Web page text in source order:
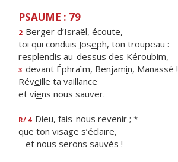
PSAUME : 79
2 Berger d’Israël, écoute,
toi qui conduis Joseph, ton troupeau :
resplendis au-dessus des Kéroubim,
3 devant Éphraïm, Benjamin, Manassé !
Réveille ta vaillance
et viens nous sauver.
R/ 4 Dieu, fais-nous revenir ; *
que ton visage s’éclaire,
et nous serons sauvés !